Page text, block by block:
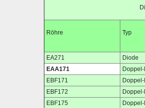
Röhre Typ
EA271 Diode
EAA171
EBF171
EBF172
EBF175